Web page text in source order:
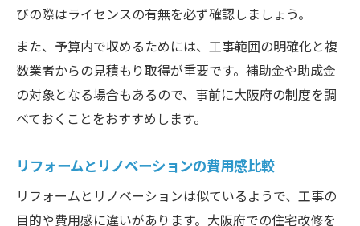
びの際はライセンスの有無を必ず確認しましょう。
また、予算内で収めるためには、工事範囲の明確化と複
数業者からの見積もり取得が重要です。補助金や助成金
の対象となる場合もあるので、事前に大阪府の制度を調
べておくことをおすすめします。
リフォームとリノベーションの費用感比較
リフォームとリノベーションは似ているようで、工事の
目的や費用感に違いがあります。大阪府での住宅改修を